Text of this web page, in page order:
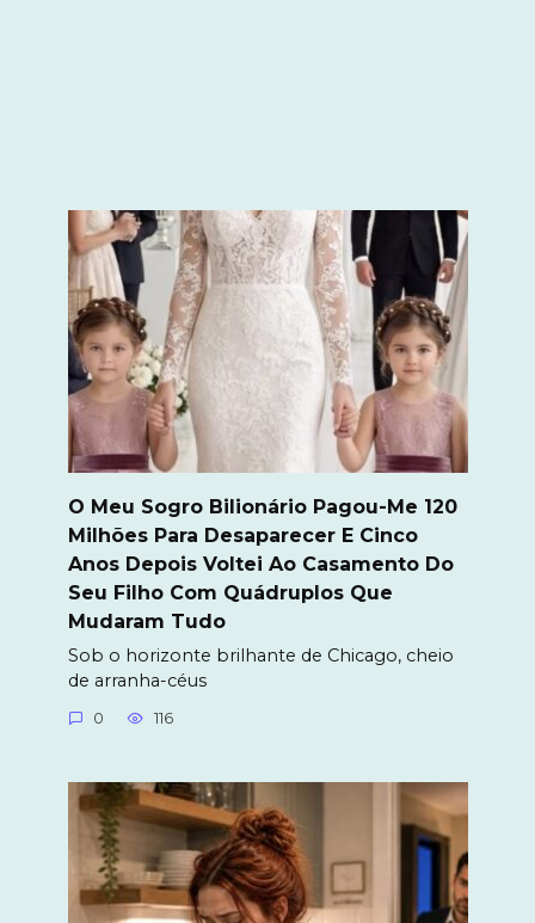
O Meu Sogro Bilionário Pagou-Me 120
Milhões Para Desaparecer E Cinco
Anos Depois Voltei Ao Casamento Do
Seu Filho Com Quádruplos Que
Mudaram Tudo
Sob o horizonte brilhante de Chicago, cheio
de arranha-céus
0 116